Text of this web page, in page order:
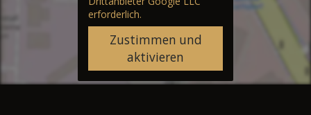
erforderlich.
Zustimmen und
aktivieren